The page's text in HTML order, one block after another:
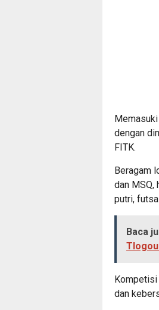
dengan
FITK.
Beragam
dan MSQ,
putri,
Baca
Kompetisi
dan